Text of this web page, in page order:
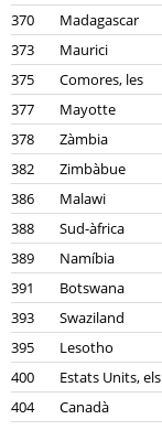
370 Madagascar
373
Maurici
375
Comores, les
377
Mayotte
378
Zàmbia
382
Zimbàbue
386
Malawi
388
Sud-àfrica
389
Namíbia
391
Botswana
393
Swaziland
395
Lesotho
400
Estats Units, els
404
Canadà